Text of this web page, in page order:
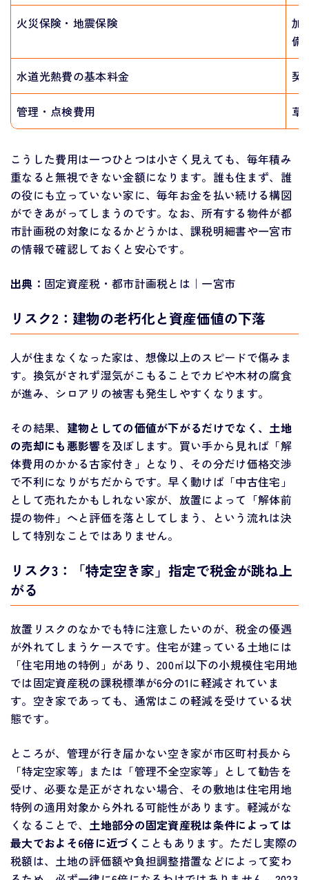
火災保険・地震保険
加
備
水道光熱費の基本料金 契
管理・点検費用 草
こうした費用は一つひとつは小さく見えても、毎年積み
重なると無視できない金額になります。誰も住まず、誰
の役にも立っていない家に、毎年お金を払い続ける構図
ができあがってしまうのです。なお、所有する物件が都
市計画税の対象になるかどうかは、課税明細書や一宮市
の情報で確認しておくと安心です。
出典： 固定資産税・都市計画税とは｜一宮市
リスク2：建物の老朽化と資産価値の下落
人が住まなくなった家は、想像以上のスピードで傷みま
す。換気がされず湿気がこもることでカビや木材の腐食
が進み、シロアリの被害も発生しやすくなります。
その結果、 建物としての価値が下がるだけでなく、土地
の売却にも悪影響を及ぼします。買い手から見れば「解
体費用のかかる古家付き」となり、その分だけ価格交渉
で不利になりがちだからです。早く動けば「中古住宅」
として売れたかもしれない家が、放置によって「解体前
提の物件」へと評価を落としてしまう、という流れは決
して特別なことではありません。
リスク3：「特定空き家」指定で税金が跳ね上
がる
放置リスクのなかでも特に注意したいのが、税金の優遇
が外れてしまうケースです。住宅が建っている土地には
「住宅用地の特例」があり、200㎡以下の小規模住宅用地
では固定資産税の課税標準が6分の1に軽減されていま
す。空き家であっても、通常はこの軽減を受けている状
態です。
ところが、管理が行き届かない空き家が市区町村長から
「特定空家等」または「管理不全空家等」として勧告を
受け、必要な是正がされない場合、その敷地は住宅用地
特例の適用対象から外れる可能性があります。軽減がな
くなることで、 土地部分の固定資産税は条件によっては
最大でおよそ6倍に近づく こともあります。ただし実際の
税額は、土地の評価額や負担調整措置などによって変わ